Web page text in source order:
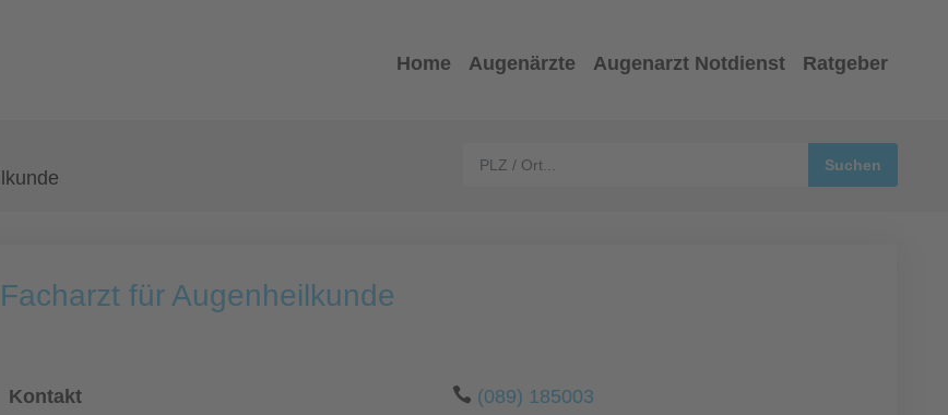
Home Augenärzte Augenarzt Notdienst Ratgeber
für Augenheilkunde
Kontakt (089) 185003